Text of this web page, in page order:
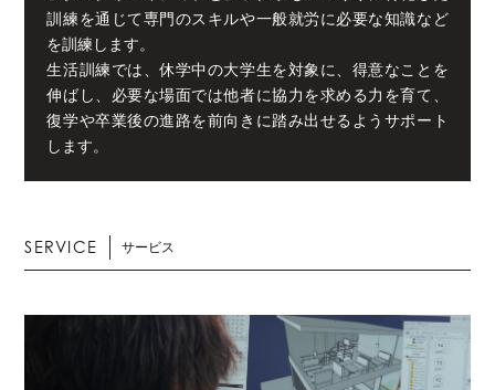
訓練を通じて専門のスキルや一般就労に必要な知識など
を訓練します。
生活訓練では、休学中の大学生を対象に、得意なことを
伸ばし、必要な場面では他者に協力を求める力を育て、
復学や卒業後の進路を前向きに踏み出せるようサポート
します。
SERVICE サービス